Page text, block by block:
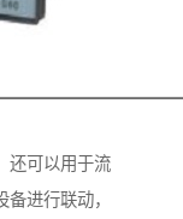
还可以用于流
进行联动，